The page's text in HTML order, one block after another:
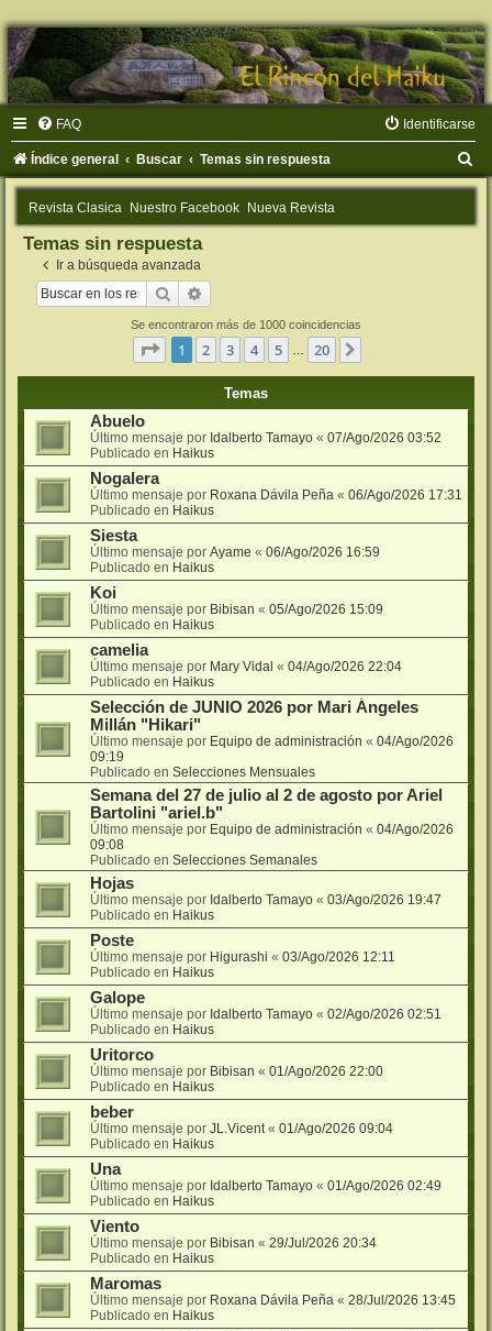
FAQ Identificarse
Índice general Buscar Temas sin respuesta
u
Revista Clasica Nuestro Facebook Nueva Revista
Temas sin respuesta
Ir a búsqueda avanzada
Buscar
Se encontraron más de 1000 coincidencias
Página de 20
1 2 3 4 5 20
Temas
Abuelo
Último mensaje por Idalberto Tamayo « 07/Ago/2026 03:52
Publicado en Haikus
Nogalera
Último mensaje por Roxana Dávila Peña « 06/Ago/2026 17:31
Publicado en Haikus
Siesta
Último mensaje por Ayame « 06/Ago/2026 16:59
Publicado en Haikus
Koi
Último mensaje por Bibisan « 05/Ago/2026 15:09
Publicado en Haikus
camelia
Último mensaje por Mary Vidal « 04/Ago/2026 22:04
Publicado en Haikus
Selección de JUNIO 2026 por Mari Ángeles
Millán "Hikari"
Último mensaje por Equipo de administración « 04/Ago/2026
09:19
Publicado en Selecciones Mensuales
Semana del 27 de julio al 2 de agosto por Ariel
Bartolini "ariel.b"
Último mensaje por Equipo de administración « 04/Ago/2026
09:08
Publicado en Selecciones Semanales
Hojas
Último mensaje por Idalberto Tamayo « 03/Ago/2026 19:47
Publicado en Haikus
Poste
Último mensaje por Higurashi « 03/Ago/2026 12:11
Publicado en Haikus
Galope
Último mensaje por Idalberto Tamayo « 02/Ago/2026 02:51
Publicado en Haikus
Uritorco
Último mensaje por Bibisan « 01/Ago/2026 22:00
Publicado en Haikus
beber
Último mensaje por JL.Vicent« 01/Ago/2026 09:04
Publicado en Haikus
Una
Último mensaje por Idalberto Tamayo « 01/Ago/2026 02:49
Publicado en Haikus
Viento
Último mensaje por Bibisan « 29/Jul/2026 20:34
Publicado en Haikus
Maromas
Último mensaje por Roxana Dávila Peña « 28/Jul/2026 13:45
Publicado en Haikus